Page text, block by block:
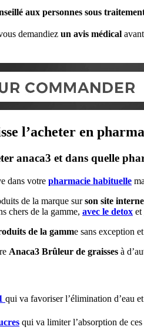
aux personnes sous
demandiez un avis médical
l’acheter en
anaca3 et dans quelle
dans votre pharmacie habituelle
de la marque surson site
chers de la gamme, avec le detox et
de la gamme sans exception
Anaca3 Brûleur de graisses à
qui va favoriser l’élimination d’eau
qui va limiter l’absorption de